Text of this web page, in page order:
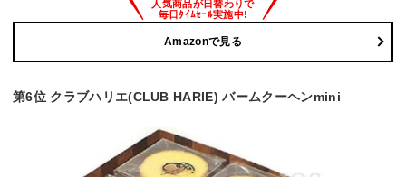
Amazonで見る
第6位 クラブハリエ(CLUB HARIE) バームクーヘンmini